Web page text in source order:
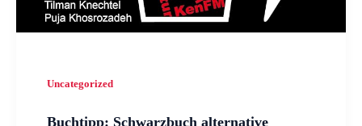
Uncategorized
Buchtipp: Schwarzbuch alternative